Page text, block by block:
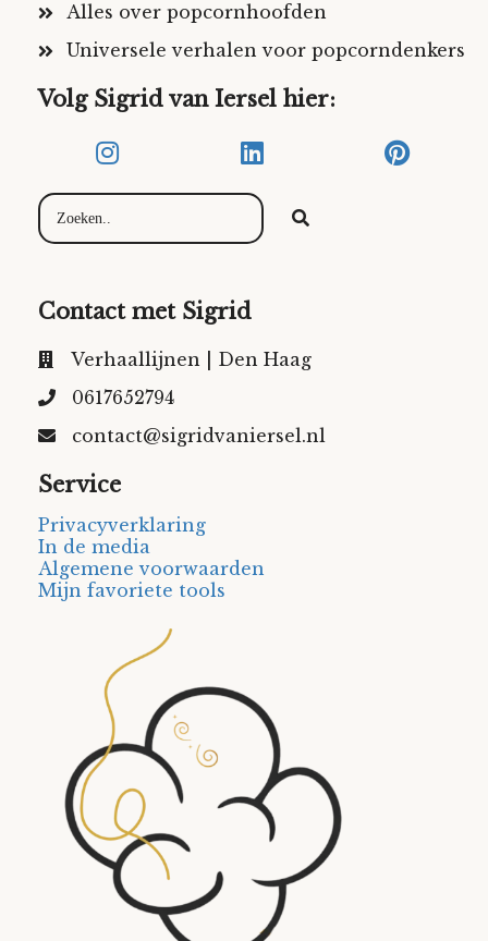
Alles over popcornhoofden
Universele verhalen voor popcorndenkers
Volg Sigrid van Iersel hier:
Contact met Sigrid
Verhaallijnen | Den Haag
0617652794
contact@sigridvaniersel.nl
Service
Privacyverklaring
In de media
Algemene voorwaarden
Mijn favoriete tools